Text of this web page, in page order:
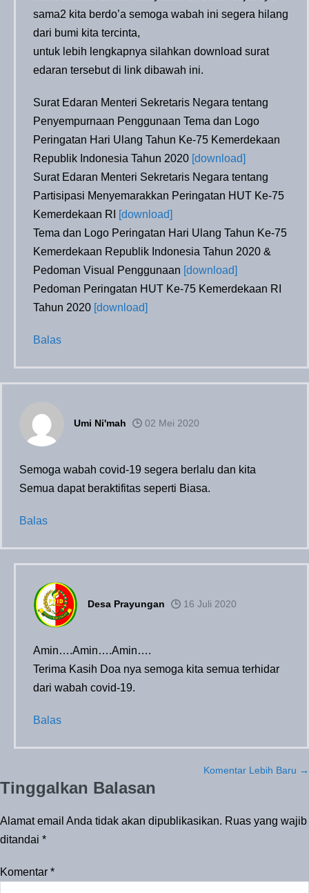
sama2 kita berdo’a semoga wabah ini segera hilang
dari bumi kita tercinta,
untuk lebih lengkapnya silahkan download surat
edaran tersebut di link dibawah ini.
Surat Edaran Menteri Sekretaris Negara tentang
Penyempurnaan Penggunaan Tema dan Logo
Peringatan Hari Ulang Tahun Ke-75 Kemerdekaan
Republik Indonesia Tahun 2020 [download]
Surat Edaran Menteri Sekretaris Negara tentang
Partisipasi Menyemarakkan Peringatan HUT Ke-75
Kemerdekaan RI
[download]
Tema dan Logo Peringatan Hari Ulang Tahun Ke-75
Kemerdekaan Republik Indonesia Tahun 2020 &
Pedoman Visual Penggunaan [download]
Pedoman Peringatan HUT Ke-75 Kemerdekaan RI
Tahun 2020 [download]
Balas
Umi Ni'mah 02 Mei 2020
Semoga wabah covid-19 segera berlalu dan kita
Semua dapat beraktifitas seperti Biasa.
Balas
Desa Prayungan 16 Juli 2020
Amin….Amin….Amin….
Terima Kasih Doa nya semoga kita semua terhidar
dari wabah covid-19.
Balas
Komentar
Komentar Lebih Baru →
Tinggalkan Balasan
Alamat email Anda tidak akan dipublikasikan. Ruas yang wajib
ditandai *
Komentar *